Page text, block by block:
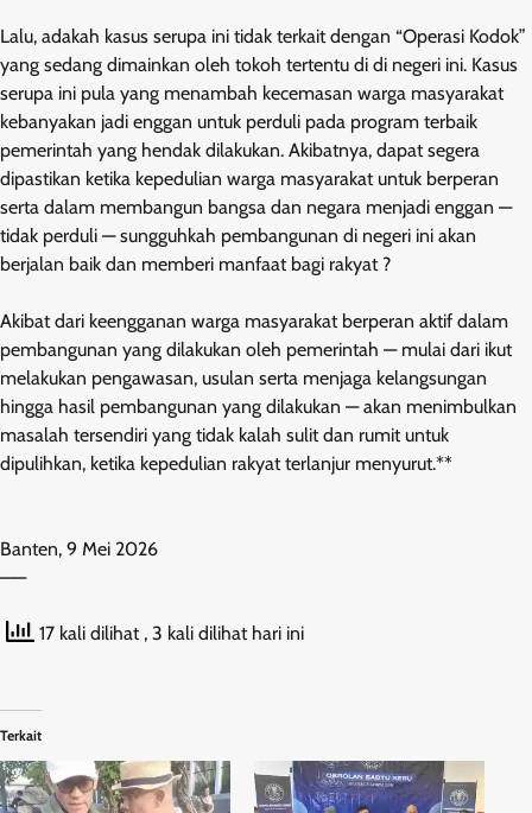
Lalu, adakah kasus serupa ini tidak terkait dengan “Operasi Kodok”
yang sedang dimainkan oleh tokoh tertentu di di negeri ini. Kasus
serupa ini pula yang menambah kecemasan warga masyarakat
kebanyakan jadi enggan untuk perduli pada program terbaik
pemerintah yang hendak dilakukan. Akibatnya, dapat segera
dipastikan ketika kepedulian warga masyarakat untuk berperan
serta dalam membangun bangsa dan negara menjadi enggan —
tidak perduli — sungguhkah pembangunan di negeri ini akan
berjalan baik dan memberi manfaat bagi rakyat ?
Akibat dari keengganan warga masyarakat berperan aktif dalam
pembangunan yang dilakukan oleh pemerintah — mulai dari ikut
melakukan pengawasan, usulan serta menjaga kelangsungan
hingga hasil pembangunan yang dilakukan — akan menimbulkan
masalah tersendiri yang tidak kalah sulit dan rumit untuk
dipulihkan, ketika kepedulian rakyat terlanjur menyurut.**
Banten, 9 Mei 2026
——
17 kali dilihat , 3 kali dilihat hari ini
Terkait